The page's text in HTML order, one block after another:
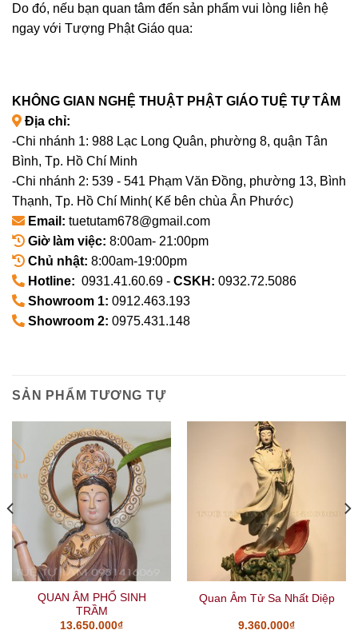
Do đó, nếu bạn quan tâm đến sản phẩm vui lòng liên hệ
ngay với Tượng Phật Giáo qua:
KHÔNG GIAN NGHỆ THUẬT PHẬT GIÁO TUỆ TỰ TÂM
Địa chỉ:
-Chi nhánh 1: 988 Lạc Long Quân, phường 8, quận Tân
Bình, Tp. Hồ Chí Minh
-Chi nhánh 2: 539 - 541 Phạm Văn Đồng, phường 13, Bình
Thạnh, Tp. Hồ Chí Minh( Kế bên chùa Ân Phước)
Email: tuetutam678@gmail.com
Giờ làm việc: 8:00am- 21:00pm
Chủ nhật: 8:00am-19:00pm
Hotline: 0931.41.60.69 - CSKH: 0932.72.5086
Showroom 1: 0912.463.193
Showroom 2: 0975.431.148
SẢN PHẨM TƯƠNG TỰ
QUAN ÂM PHỔ SINH
TRẦM
13.650.000₫
Quan Âm Tử Sa Nhất Diệp
9.360.000₫